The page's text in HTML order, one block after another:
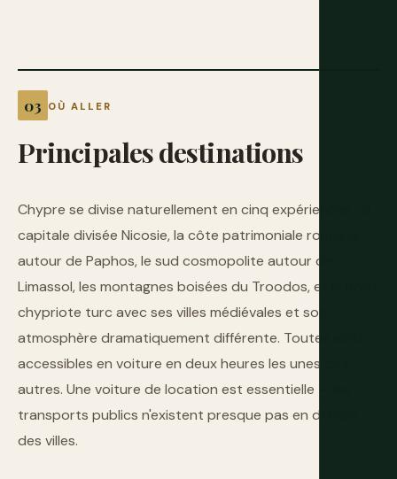
OÙ ALLER
Principalesdestinations
Chypre se divise naturellement en cinq expériences : la
capitale divisée Nicosie, la côte patrimoniale romaine
autour de Paphos, le sud cosmopolite autour de
Limassol, les montagnes boisées du Troodos, et le nord
chypriote turc avec ses villes médiévales et son
atmosphère dramatiquement différente. Toutes sont
accessibles en voiture en deux heures les unes des
autres. Une voiture de location est essentielle — les
transports publics n'existent presque pas en dehors
des villes.